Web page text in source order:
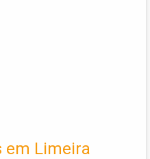
em Limeira